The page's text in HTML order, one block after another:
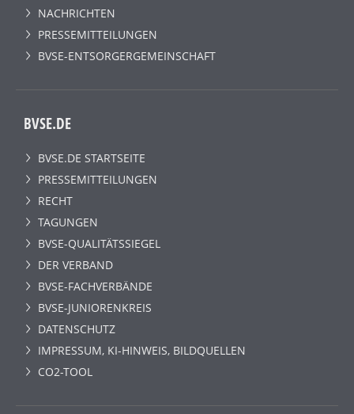
NACHRICHTEN
PRESSEMITTEILUNGEN
BVSE-ENTSORGERGEMEINSCHAFT
BVSE.DE
BVSE.DE STARTSEITE
PRESSEMITTEILUNGEN
RECHT
TAGUNGEN
BVSE-QUALITÄTSSIEGEL
DER VERBAND
BVSE-FACHVERBÄNDE
BVSE-JUNIORENKREIS
DATENSCHUTZ
IMPRESSUM, KI-HINWEIS, BILDQUELLEN
CO2-TOOL